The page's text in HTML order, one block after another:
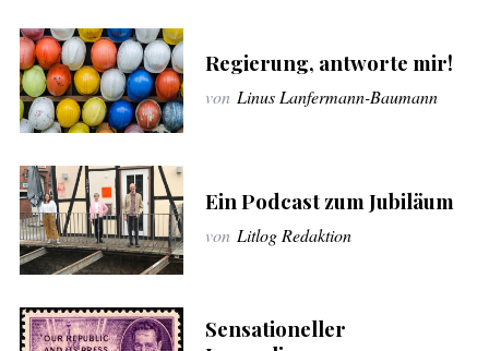
Regierung, antworte mir!
von Linus Lanfermann-Baumann
Ein Podcast zum Jubiläum
von Litlog Redaktion
Sensationeller